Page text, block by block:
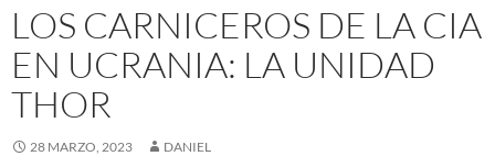
LOS CARNICEROS DE LA CIA
EN UCRANIA: LA UNIDAD
THOR
28 MARZO, 2023 DANIEL